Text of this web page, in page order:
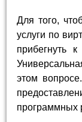
Для того,
услуги по
прибегнуть
этом
программных